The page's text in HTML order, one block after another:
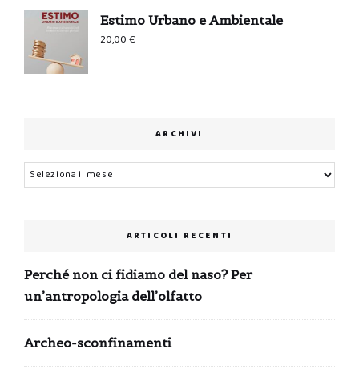
Estimo Urbano e Ambientale
20,00€
ARCHIVI
Archivi
ARTICOLI RECENTI
Perché non ci fidiamo del naso? Per
un’antropologia dell’olfatto
Archeo-sconfinamenti